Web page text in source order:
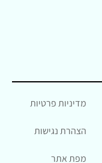
מדיניות פרטיות
הצהרת נגישות
מפת אתר